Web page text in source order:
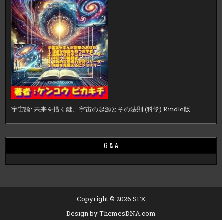
宇宙論: 未来を描く鍵、宇宙の起源とその法則 (科学) Kindle版
G & A
Copyright © 2026 SFX
Design by ThemesDNA.com